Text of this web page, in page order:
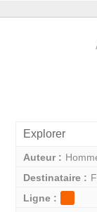
Explorer
Auteur :
Destinataire :
Ligne :